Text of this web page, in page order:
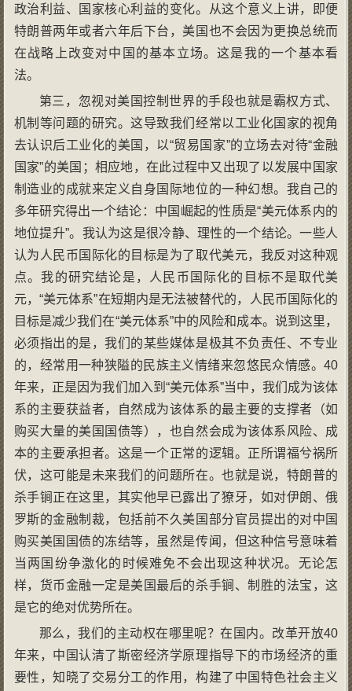
政治利益、国家核心利益的变化。从这个意义上讲，即便
特朗普两年或者六年后下台，美国也不会因为更换总统而
在战略上改变对中国的基本立场。这是我的一个基本看
法。
第三，忽视对美国控制世界的手段也就是霸权方式、
机制等问题的研究。这导致我们经常以工业化国家的视角
去认识后工业化的美国，以“贸易国家”的立场去对待“金融
国家”的美国；相应地，在此过程中又出现了以发展中国家
制造业的成就来定义自身国际地位的一种幻想。我自己的
多年研究得出一个结论：中国崛起的性质是“美元体系内的
地位提升”。我认为这是很冷静、理性的一个结论。一些人
认为人民币国际化的目标是为了取代美元，我反对这种观
点。我的研究结论是，人民币国际化的目标不是取代美
元，“美元体系”在短期内是无法被替代的，人民币国际化的
目标是减少我们在“美元体系”中的风险和成本。说到这里，
必须指出的是，我们的某些媒体是极其不负责任、不专业
的，经常用一种狭隘的民族主义情绪来忽悠民众情感。40
年来，正是因为我们加入到“美元体系”当中，我们成为该体
系的主要获益者，自然成为该体系的最主要的支撑者（如
购买大量的美国国债等），也自然会成为该体系风险、成
本的主要承担者。这是一个正常的逻辑。正所谓福兮祸所
伏，这可能是未来我们的问题所在。也就是说，特朗普的
杀手锏正在这里，其实他早已露出了獠牙，如对伊朗、俄
罗斯的金融制裁，包括前不久美国部分官员提出的对中国
购买美国国债的冻结等，虽然是传闻，但这种信号意味着
当两国纷争激化的时候难免不会出现这种状况。无论怎
样，货币金融一定是美国最后的杀手锏、制胜的法宝，这
是它的绝对优势所在。
那么，我们的主动权在哪里呢？在国内。改革开放40
年来，中国认清了斯密经济学原理指导下的市场经济的重
要性，知晓了交易分工的作用，构建了中国特色社会主义